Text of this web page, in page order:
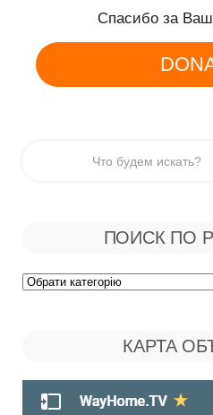
Спасибо за
ПОИСК ПО
Поиск
КАРТА